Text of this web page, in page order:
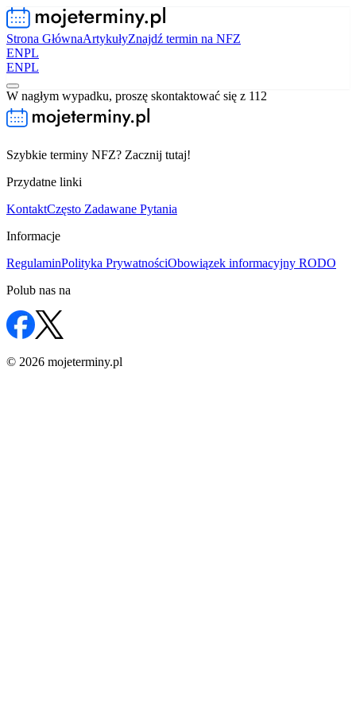
Strona GłównaArtykułyZnajdź termin na NFZ
ENPL
ENPL
W nagłym wypadku, proszę skontaktować się z 112
Szybkie terminy NFZ? Zacznij tutaj!
Przydatne linki
KontaktCzęsto Zadawane Pytania
Informacje
RegulaminPolityka PrywatnościObowiązek informacyjny RODO
Polub nas na
© 2026 mojeterminy.pl